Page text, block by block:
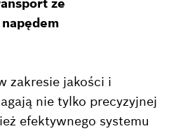
zakresie jakości i
nie tylko precyzyjnej
efektywnego systemu